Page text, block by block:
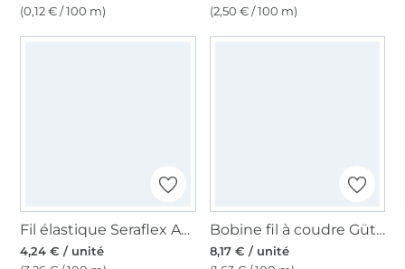
(0,12 € / 100 m)
(2,50 € / 100 m)
Fil élastique Seraflex Amann Mettler 120, blanc cassé
4,24 € / unité
Bobine fil à coudre Gütermann 500m polyester, (800) blanc
8,17 € / unité